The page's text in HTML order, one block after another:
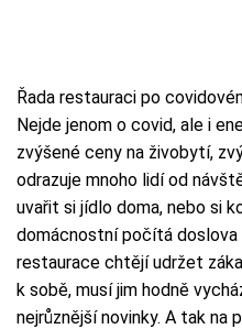
Řada restauraci po
Nejde jenom o covid, ale i
zvýšené ceny na živobytí,
odrazuje mnoho lidí od
uvařit si jídlo doma, nebo si
domácnostní počítá doslova
restaurace chtějí udržet
k sobě, musí jim hodně
nejrůznější novinky. A tak